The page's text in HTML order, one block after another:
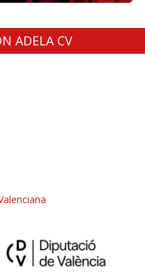
ADELA CV